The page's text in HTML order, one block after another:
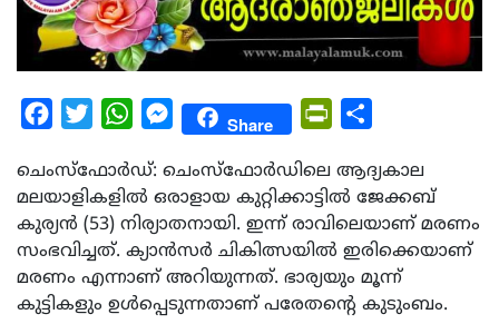
Facebook
Twitter WhatsAppMessengerShare PrintFriendly
ചെംസ്ഫോർഡ്: ചെംസ്ഫോർഡിലെ ആദ്യകാല
മലയാളികളിൽ ഒരാളായ കുറ്റിക്കാട്ടിൽ ജേക്കബ്
കുര്യൻ (53) നിര്യാതനായി. ഇന്ന് രാവിലെയാണ് മരണം
സംഭവിച്ചത്. ക്യാൻസർ ചികിത്സയിൽ ഇരിക്കെയാണ്
മരണം എന്നാണ് അറിയുന്നത്. ഭാര്യയും മൂന്ന്
കുട്ടികളും ഉൾപ്പെടുന്നതാണ് പരേതന്റെ കുടുംബം.